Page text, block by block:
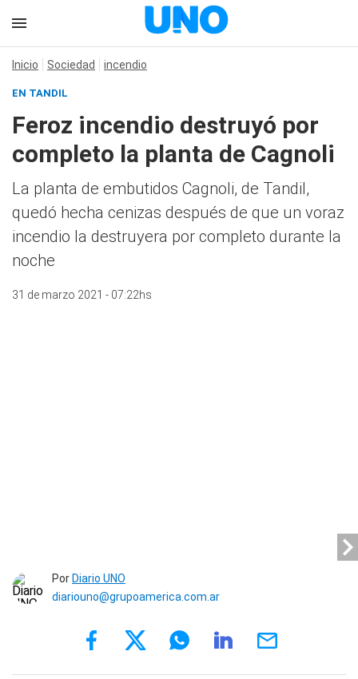
Inicio Sociedad incendio
EN TANDIL
Feroz incendio destruyó por
completo la planta de Cagnoli
La planta de embutidos Cagnoli, de Tandil,
quedó hecha cenizas después de que un voraz
incendio la destruyera por completo durante la
noche
31 de marzo 2021 - 07:22hs
Por Diario UNO
diariouno@grupoamerica.com.ar